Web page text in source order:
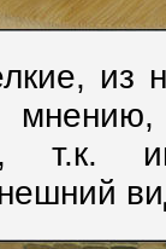
из
т.к.